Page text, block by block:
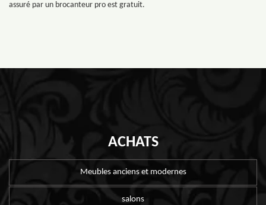
assuré par un brocanteur pro est gratuit.
ACHATS
Meubles anciens et modernes
salons